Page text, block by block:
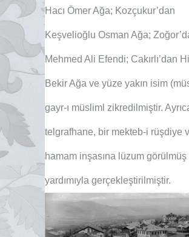
Hacı Ömer Ağa; Kozçukur’dan
Keşvelioğlu Osman Ağa;
Mehmed Ali Efendi; Cakırlı’dan
Bekir Ağa ve yüze yakın isim
gayr-ı müsliml zikredilmiştir.
telgrafhane, bir mekteb-i rüşdiye
hamam inşasına lüzum
yardımıyla gerçekleştirilmiştir.